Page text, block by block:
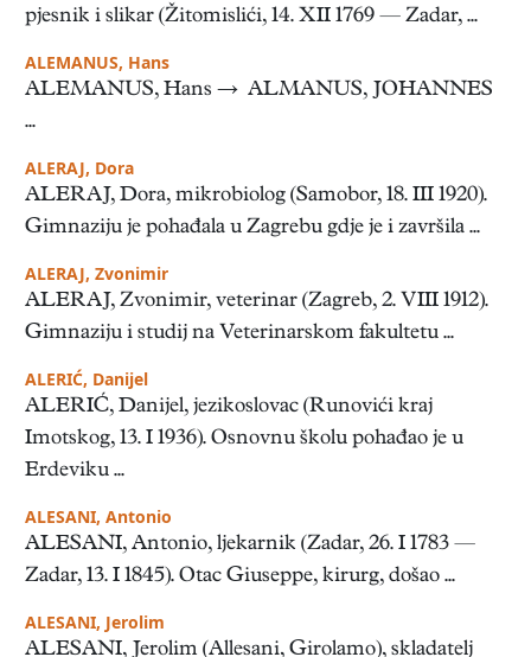
pjesnik i slikar (Žitomislići, 14. XII 1769 — Zadar, ...
ALEMANUS, Hans
ALEMANUS, Hans → ALMANUS, JOHANNES
...
ALERAJ, Dora
ALERAJ, Dora, mikrobiolog (Samobor, 18. III 1920).
Gimnaziju je pohađala u Zagrebu gdje je i završila ...
ALERAJ, Zvonimir
ALERAJ, Zvonimir, veterinar (Zagreb, 2. VIII 1912).
Gimnaziju i studij na Veterinarskom fakultetu ...
ALERIĆ, Danijel
ALERIĆ, Danijel, jezikoslovac (Runovići kraj
Imotskog, 13. I 1936). Osnovnu školu pohađao je u
Erdeviku ...
ALESANI, Antonio
ALESANI, Antonio, ljekarnik (Zadar, 26. I 1783 —
Zadar, 13. I 1845). Otac Giuseppe, kirurg, došao ...
ALESANI, Jerolim
ALESANI, Jerolim (Allesani, Girolamo), skladatelj